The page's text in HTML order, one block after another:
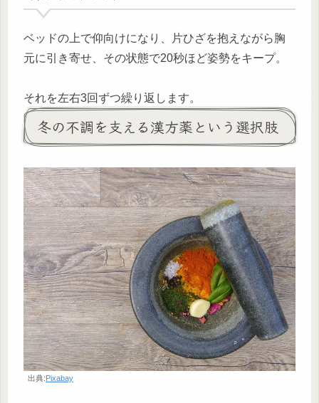
ベッドの上で仰向けになり、片ひざを抱えながら胸
元に引き寄せ、その状態で20秒ほど姿勢をキープ。
それを左右3回ずつ繰り返します。
冬の不調を支える漢方薬という選択肢
出典: Pixabay